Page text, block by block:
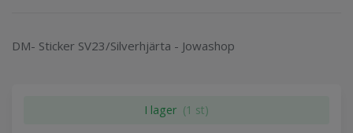
DM- Sticker SV23/Silverhjärta - Jowashop
I lager (1 st)